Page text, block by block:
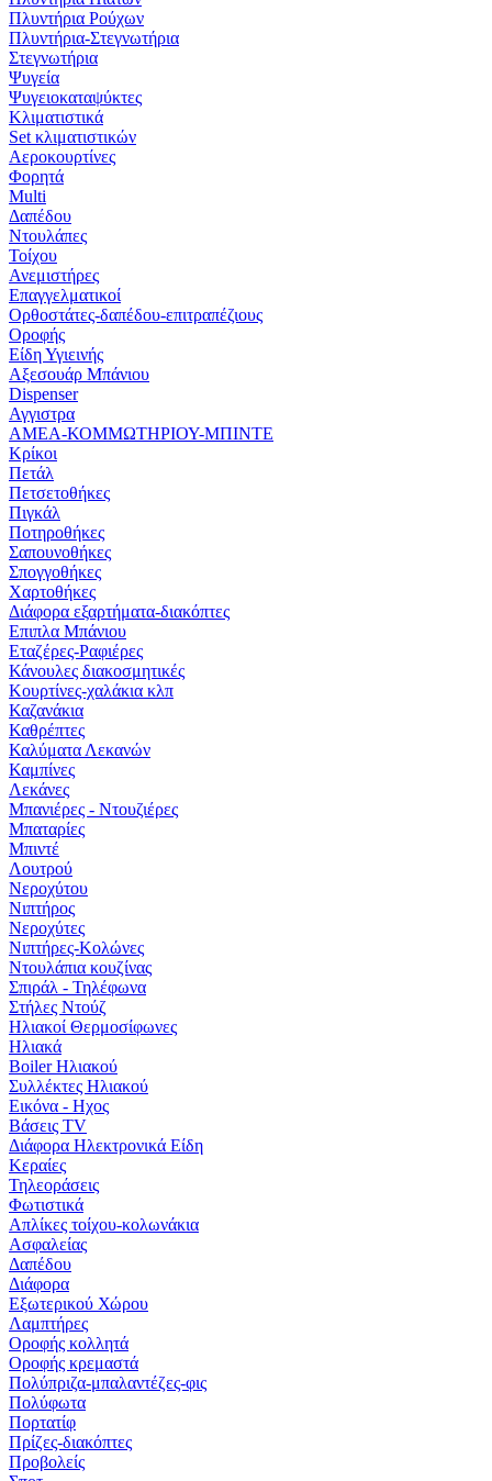
Πλυντήρια Ρούχων
Πλυντήρια-Στεγνωτήρια
Στεγνωτήρια
Ψυγεία
Ψυγειοκαταψύκτες
Κλιματιστικά
Set κλιματιστικών
Αεροκουρτίνες
Φορητά
Multi
Δαπέδου
Ντουλάπες
Τοίχου
Ανεμιστήρες
Επαγγελματικοί
Ορθοστάτες-δαπέδου-επιτραπέζιους
Οροφής
Είδη Υγιεινής
Αξεσουάρ Μπάνιου
Dispenser
Αγγιστρα
ΑΜΕΑ-ΚΟΜΜΩΤΗΡΙΟΥ-ΜΠΙΝΤΕ
Κρίκοι
Πετάλ
Πετσετοθήκες
Πιγκάλ
Ποτηροθήκες
Σαπουνοθήκες
Σπογγοθήκες
Χαρτοθήκες
Διάφορα εξαρτήματα-διακόπτες
Επιπλα Μπάνιου
Εταζέρες-Ραφιέρες
Κάνουλες διακοσμητικές
Κουρτίνες-χαλάκια κλπ
Καζανάκια
Καθρέπτες
Καλύματα Λεκανών
Καμπίνες
Λεκάνες
Μπανιέρες - Ντουζιέρες
Μπαταρίες
Μπιντέ
Λουτρού
Νεροχύτου
Νιπτήρος
Νεροχύτες
Νιπτήρες-Κολώνες
Ντουλάπια κουζίνας
Σπιράλ - Τηλέφωνα
Στήλες Ντούζ
Ηλιακοί Θερμοσίφωνες
Ηλιακά
Boiler Ηλιακού
Συλλέκτες Ηλιακού
Εικόνα - Ηχος
Βάσεις TV
Διάφορα Ηλεκτρονικά Είδη
Κεραίες
Τηλεοράσεις
Φωτιστικά
Απλίκες τοίχου-κολωνάκια
Ασφαλείας
Δαπέδου
Διάφορα
Εξωτερικού Χώρου
Λαμπτήρες
Οροφής κολλητά
Οροφής κρεμαστά
Πολύπριζα-μπαλαντέζες-φις
Πολύφωτα
Πορτατίφ
Πρίζες-διακόπτες
Προβολείς